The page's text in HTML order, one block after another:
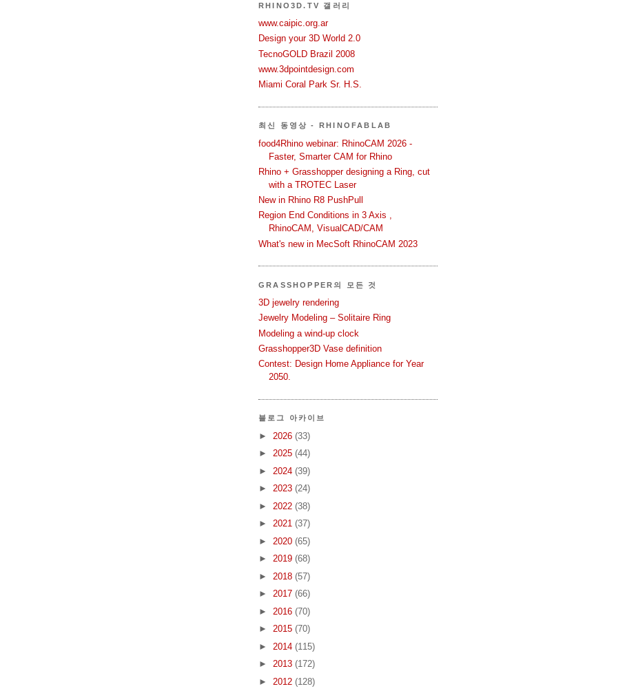
RHINO3D.TV 갤러리
www.caipic.org.ar
Design your 3D World 2.0
TecnoGOLD Brazil 2008
www.3dpointdesign.com
Miami Coral Park Sr. H.S.
최신 동영상 - RHINOFABLAB
food4Rhino webinar: RhinoCAM 2026 -
Faster, Smarter CAM for Rhino
Rhino + Grasshopper designing a Ring, cut
with a TROTEC Laser
New in Rhino R8 PushPull
Region End Conditions in 3 Axis ,
RhinoCAM, VisualCAD/CAM
What's new in MecSoft RhinoCAM 2023
GRASSHOPPER의 모든 것
3D jewelry rendering
Jewelry Modeling – Solitaire Ring
Modeling a wind-up clock
Grasshopper3D Vase definition
Contest: Design Home Appliance for Year
2050.
블로그 아카이브
► 2026 (33)
► 2025 (44)
► 2024 (39)
► 2023 (24)
► 2022 (38)
► 2021 (37)
► 2020 (65)
► 2019 (68)
► 2018 (57)
► 2017 (66)
► 2016 (70)
► 2015 (70)
► 2014 (115)
► 2013 (172)
► 2012 (128)